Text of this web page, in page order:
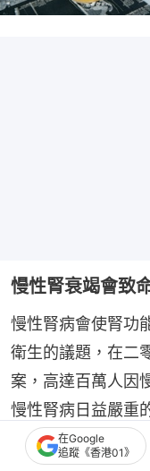
慢性腎衰竭會致
慢性腎病會使腎功
衛生的議題，在二
案，高達百萬人因
慢性腎病日益嚴重
是糖尿病以及高血
腎衰竭的出現由於
在Google
追蹤《香港01》